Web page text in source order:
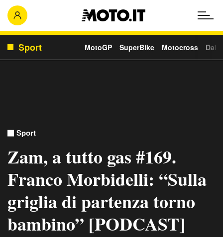
Sport MotoGP SuperBike Motocross
Sport
Zam, a tutto gas #169.
Franco Morbidelli: “Sulla
griglia di partenza torno
bambino” [PODCAST]